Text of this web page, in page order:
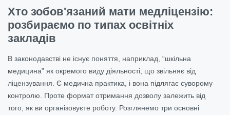
Хто зобов'язаний мати медліцензію:
розбираємо по типах освітніх
закладів
В законодавстві не існує поняття, наприклад, “шкільна
медицина” як окремого виду діяльності, що звільняє від
ліцензування. Є медична практика, і вона підлягає суворому
контролю. Проте формат отримання дозволу залежить від
того, як ви організовуєте роботу. Розглянемо три основні